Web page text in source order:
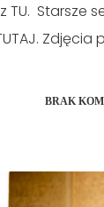
TU. Starsze
BRAK